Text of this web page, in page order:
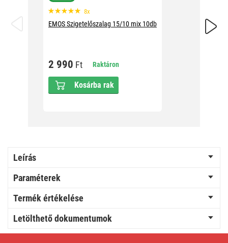
8x
EMOS Szigetelőszalag 15/10 mix 10db
2 990 Ft Raktáron
Kosárba rak
Leírás
Paraméterek
Termék értékelése
Letölthető dokumentumok